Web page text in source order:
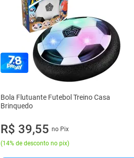
Bola Flutuante Futebol Treino Casa
Brinquedo
R$ 39,55 no Pix
(14% de desconto no pix)